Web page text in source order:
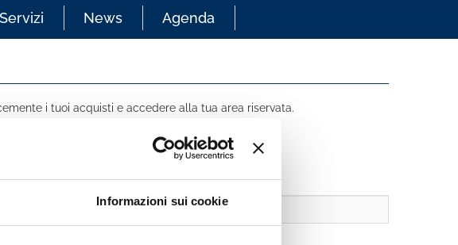
Informazioni sui cookie
News Agenda
i tuoi acquisti e accedere alla tua area riservata.